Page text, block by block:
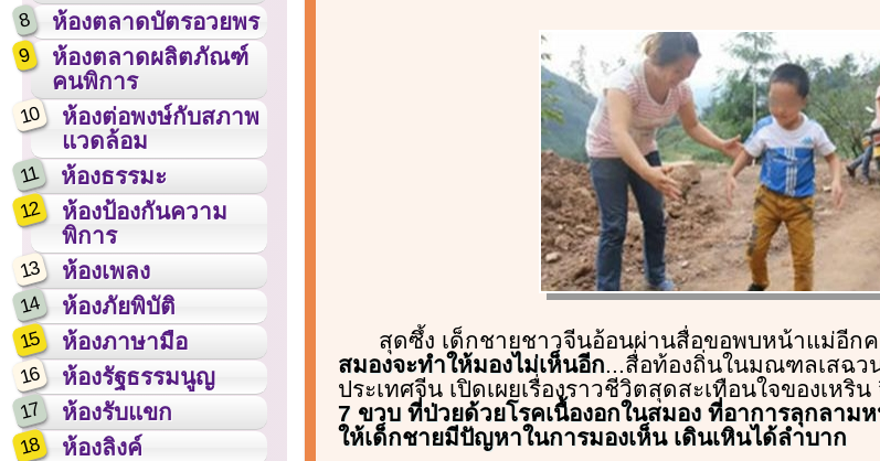
8 ห้องตลาดบัตรอวยพร
9
ห้องตลาดผลิตภัณฑ์
คนพิการ
10
ห้องต่อพงษ์กับสภาพ
แวดล้อม
11 ห้องธรรมะ
12
ห้องป้องกันความ
พิการ
13 ห้องเพลง
14 ห้องภัยพิบัติ
15 ห้องภาษามือ
16 ห้องรัฐธรรมนูญ
17 ห้องรับแขก
18 ห้องลิงค์
สุดซึ้ง เด็กชายชาวจีนอ้อนผ่านสื่อขอพบหน้าแม่อีกค
สมองจะทำให้มองไม่เห็นอีก...สื่อท้องถิ่นในมณฑลเสฉว
ประเทศจีน เปิดเผยเรื่องราวชีวิตสุดสะเทือนใจของเหริน
7 ขวบ ที่ป่วยด้วยโรคเนื้องอกในสมอง ที่อาการลุกลาม
ให้เด็กชายมีปัญหาในการมองเห็น เดินเหินได้ลำบาก